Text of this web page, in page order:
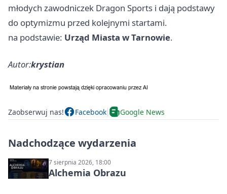
młodych zawodniczek Dragon Sports i dają podstawy
do optymizmu przed kolejnymi startami.
na podstawie: Urząd Miasta w Tarnowie.
Autor:krystian
Zaobserwuj nas! Facebook Google News
Nadchodzące wydarzenia
7 sierpnia 2026, 18:00
Alchemia Obrazu